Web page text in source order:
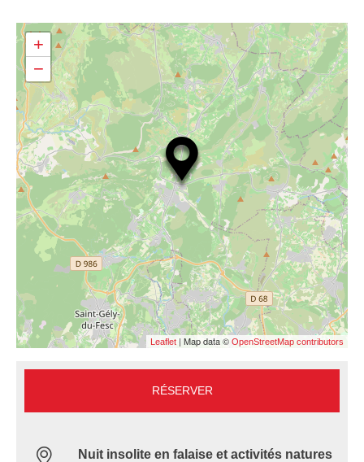
+
−
Leaflet | Map data © OpenStreetMap contributors
RÉSERVER
Nuit insolite en falaise et activités natures